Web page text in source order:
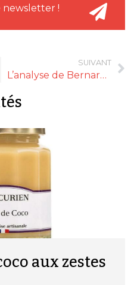
newsletter !
SUIVANT
L’analyse de Bernard Boutboul
aux zestes